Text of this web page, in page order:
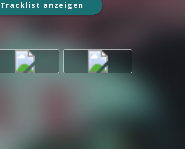
Tracklist anzeigen